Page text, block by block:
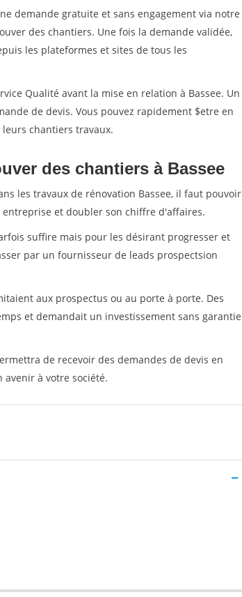
demande gratuite et sans engagement via notre
des chantiers. Une fois la demande validée,
les plateformes et sites de tous les
Qualité avant la mise en relation à Bassee. Un
de devis. Vous pouvez rapidement $etre en
chantiers travaux.
des chantiers à Bassee
les travaux de rénovation Bassee, il faut pouvoir
et doubler son chiffre d'affaires.
suffire mais pour les désirant progresser et
par un fournisseur de leads prospectsion
aux prospectus ou au porte à porte. Des
et demandait un investissement sans garantie
de recevoir des demandes de devis en
à votre société.